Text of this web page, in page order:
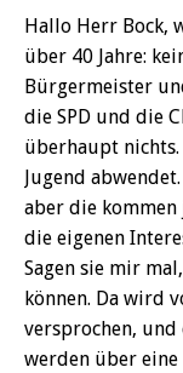
Hallo Herr Bock,
über 40 Jahre:
Bürgermeister
die SPD und die
überhaupt nichts.
Jugend
aber die kommen
die eigenen
Sagen sie mir
können. Da wird
versprochen, und
werden über